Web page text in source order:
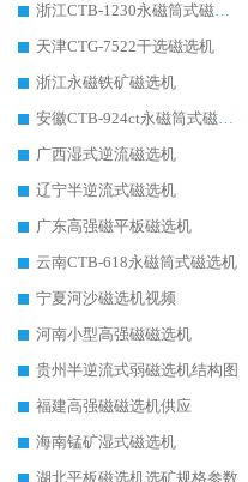
浙江CTB-1230永磁筒式磁选机生产厂家
天津CTG-7522干选磁选机
浙江永磁铁矿磁选机
安徽CTB-924ct永磁筒式磁选机
广西湿式逆流磁选机
辽宁半逆流式磁选机
广东高强磁平板磁选机
云南CTB-618永磁筒式磁选机
宁夏河沙磁选机视频
河南小型高强磁磁选机
贵州半逆流式弱磁选机结构图
福建高强磁磁选机供应
海南锰矿湿式磁选机
湖北平板磁选机选矿规格参数